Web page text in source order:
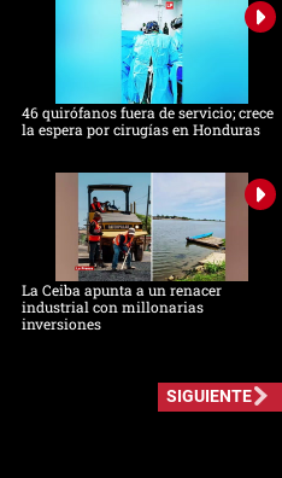
46 quirófanos fuera de servicio; crece
la espera por cirugías en Honduras
La Ceiba apunta a un renacer
industrial con millonarias
inversiones
SIGUIENTE